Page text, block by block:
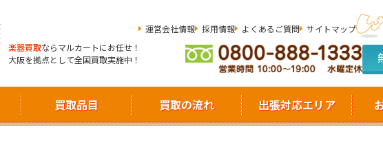
楽器買取ならマルカートにお任せ！
大阪を拠点として全国買取実施中！
運営会社情報 採用情報 よくあるご質問 サイトマップ
買取品目 買取の流れ 出張対応エリア